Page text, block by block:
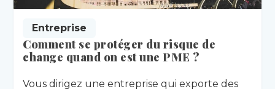
Entreprise
Comment se protéger du risque de
change quand on est une PME ?
Vous dirigez une entreprise qui exporte des